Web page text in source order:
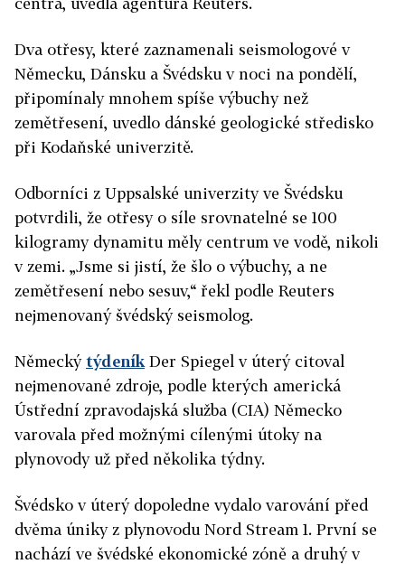
Dva otřesy, které zaznamenali seismologové v
Německu, Dánsku a Švédsku v noci na pondělí,
připomínaly mnohem spíše výbuchy než
zemětřesení, uvedlo dánské geologické středisko
při Kodaňské univerzitě.
Odborníci z Uppsalské univerzity ve Švédsku
potvrdili, že otřesy o síle srovnatelné se 100
kilogramy dynamitu měly centrum ve vodě, nikoli
v zemi. „Jsme si jistí, že šlo o výbuchy, a ne
zemětřesení nebo sesuv,“ řekl podle Reuters
nejmenovaný švédský seismolog.
Německýtýdeník Der Spiegel v úterý citoval
nejmenované zdroje, podle kterých americká
Ústřední zpravodajská služba (CIA) Německo
varovala před možnými cílenými útoky na
plynovody už před několika týdny.
Švédsko v úterý dopoledne vydalo varování před
dvěma úniky z plynovodu Nord Stream 1. První se
nachází ve švédské ekonomické zóně a druhý v